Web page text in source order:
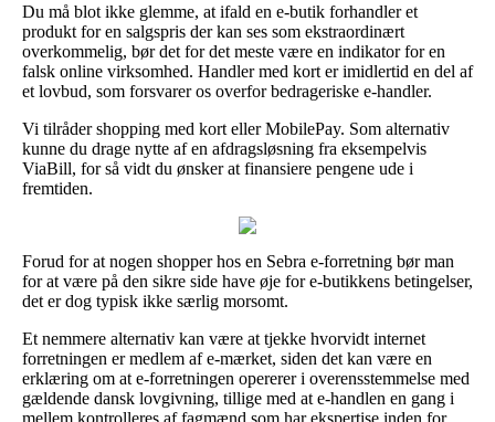
Du må blot ikke glemme, at ifald en e-butik forhandler et
produkt for en salgspris der kan ses som ekstraordinært
overkommelig, bør det for det meste være en indikator for en
falsk online virksomhed. Handler med kort er imidlertid en del af
et lovbud, som forsvarer os overfor bedrageriske e-handler.
Vi tilråder shopping med kort eller MobilePay. Som alternativ
kunne du drage nytte af en afdragsløsning fra eksempelvis
ViaBill, for så vidt du ønsker at finansiere pengene ude i
fremtiden.
Forud for at nogen shopper hos en Sebra e-forretning bør man
for at være på den sikre side have øje for e-butikkens betingelser,
det er dog typisk ikke særlig morsomt.
Et nemmere alternativ kan være at tjekke hvorvidt internet
forretningen er medlem af e-mærket, siden det kan være en
erklæring om at e-forretningen opererer i overensstemmelse med
gældende dansk lovgivning, tillige med at e-handlen en gang i
mellem kontrolleres af fagmænd som har ekspertise inden for